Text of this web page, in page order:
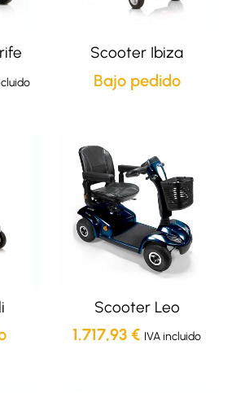
Scooter Ibiza
Bajo pedido
Scooter Leo
1.717,93 € IVA incluido